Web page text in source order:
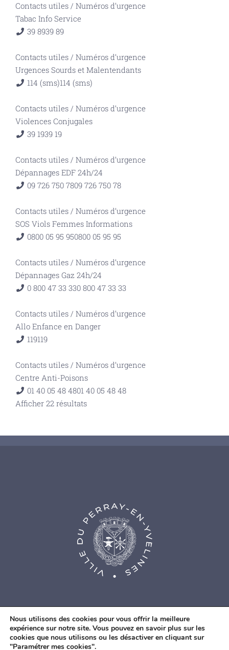
Contacts utiles / Numéros d’urgence
Tabac Info Service
39 8939 89
Contacts utiles / Numéros d’urgence
Urgences Sourds et Malentendants
114 (sms)114 (sms)
Contacts utiles / Numéros d’urgence
Violences Conjugales
39 1939 19
Contacts utiles / Numéros d’urgence
Dépannages EDF 24h/24
09 726 750 7809 726 750 78
Contacts utiles / Numéros d’urgence
SOS Viols Femmes Informations
0800 05 95 950800 05 95 95
Contacts utiles / Numéros d’urgence
Dépannages Gaz 24h/24
0 800 47 33 330 800 47 33 33
Contacts utiles / Numéros d’urgence
Allo Enfance en Danger
119119
Contacts utiles / Numéros d’urgence
Centre Anti-Poisons
01 40 05 48 4801 40 05 48 48
Afficher 22 résultats
© Agence Web Fidesio|Mentions légales|Politique de
Nous utilisons des cookies pour vous offrir la meilleure
expérience sur notre site. Vous pouvez en savoir plus sur les
cookies que nous utilisons ou les désactiver en cliquant sur
"Paramétrer mes cookies".